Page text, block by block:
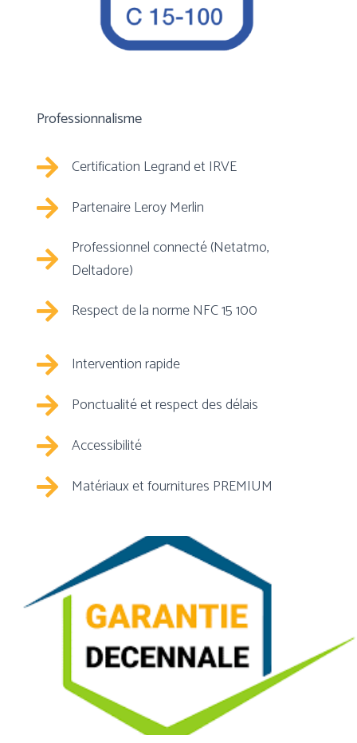
Professionnalisme
Certification Legrand et IRVE
Partenaire Leroy Merlin
Professionnel connecté (Netatmo,
Deltadore)
Respect de la norme NFC 15 100
Intervention rapide
Ponctualité et respect des délais
Accessibilité
Matériaux et fournitures PREMIUM